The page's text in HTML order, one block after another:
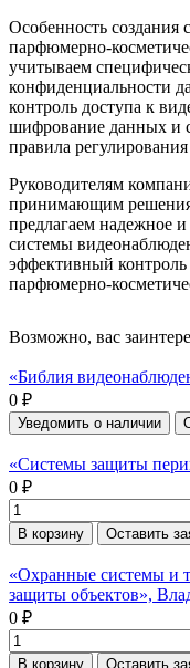
Особенность создания
парфюмерно-
учитываем
конфиденциальности
контроль доступа к
шифрование данных и
правила
Руководителям
принимающим решения
предлагаем надежное
системы
эффективный
парфюмерно-
Возможно, вас
«Библия
0 ₽
Уведомить о наличии
«Системы защиты
0 ₽
В корзину Оставить
«Охранные системы и
защиты объектов»,
0 ₽
В корзину Оставить